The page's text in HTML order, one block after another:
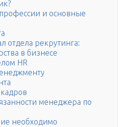
и основные
отдела рекрутинга:
в бизнесе
HR
менеджера по
необходимо